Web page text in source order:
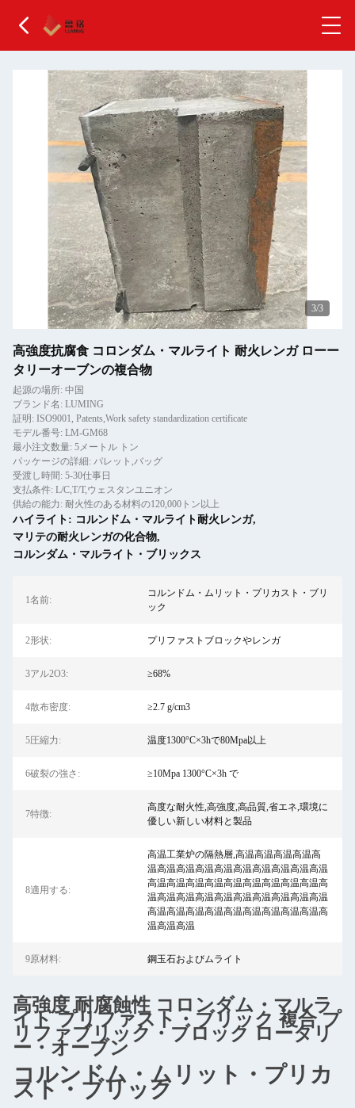
1/3
高強度抗腐食 コロンダム・マルライト 耐火レンガ ローー
タリーオーブンの複合物
起源の場所: 中国
ブランド名: LUMING
証明: ISO9001, Patents,Work safety standardization certificate
モデル番号: LM-GM68
最小注文数量: 5メートル トン
パッケージの詳細: パレット,バッグ
受渡し時間: 5-30仕事日
支払条件: L/C,T/T,ウェスタンユニオン
供給の能力: 耐火性のある材料の120,000トン以上
ハイライト: コルンドム・マルライト耐火レンガ,
マリテの耐火レンガの化合物,
コルンダム・マルライト・ブリックス
1名前:
コルンドム・ムリット・プリカスト・ブリ
ック
2形状: プリファストブロックやレンガ
3アル2O3: ≥68%
4散布密度: ≥2.7 g/cm3
5圧縮力: 温度1300°C×3hで80Mpa以上
6破裂の強さ: ≥10Mpa 1300°C×3h で
7特徴:
高度な耐火性,高強度,高品質,省エネ,環境に
優しい新しい材料と製品
8適用する:
高温工業炉の隔熱層,高温高温高温高温高
温高温高温高温高温高温高温高温高温高温
高温高温高温高温高温高温高温高温高温高
温高温高温高温高温高温高温高温高温高温
高温高温高温高温高温高温高温高温高温高
温高温高温
9原材料: 鋼玉石およびムライト
高強度 耐腐蝕性 コロンダム・マルラ
イト プリファスト・ブリック 複合 プ
リファブリック・ブロック ロータリ
ー・オーブン
コルンドム・ムリット・プリカ
スト・ブリック